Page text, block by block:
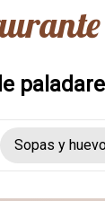
Sopas y